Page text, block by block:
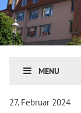
MENU
27. Februar 2024